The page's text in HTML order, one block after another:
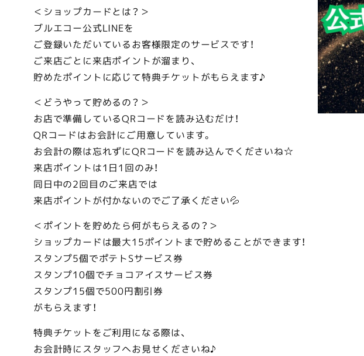
＜ショップカードとは？＞
ブルエコー公式LINEを
ご登録いただいているお客様限定のサービスです！
ご来店ごとに来店ポイントが溜まり、
貯めたポイントに応じて特典チケットがもらえます♪
＜どうやって貯めるの？＞
お店で準備しているQRコードを読み込むだけ！
QRコードはお会計にご用意しています。
お会計の際は忘れずにQRコードを読み込んでくださいね☆
来店ポイントは1日1回のみ！
同日中の2回目のご来店では
来店ポイントが付かないのでご了承ください💦
＜ポイントを貯めたら何がもらえるの？＞
ショップカードは最大15ポイントまで貯めることができます！
スタンプ5個でポテトSサービス券
スタンプ10個でチョコアイスサービス券
スタンプ15個で500円割引券
がもらえます！
特典チケットをご利用になる際は、
お会計時にスタッフへお見せくださいね♪